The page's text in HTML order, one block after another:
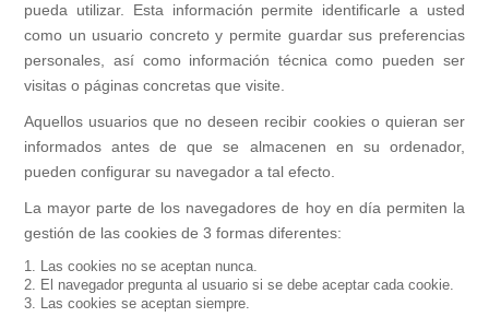
pueda utilizar. Esta información permite identificarle a usted
como un usuario concreto y permite guardar sus preferencias
personales, así como información técnica como pueden ser
visitas o páginas concretas que visite.
Aquellos usuarios que no deseen recibir cookies o quieran ser
informados antes de que se almacenen en su ordenador,
pueden configurar su navegador a tal efecto.
La mayor parte de los navegadores de hoy en día permiten la
gestión de las cookies de 3 formas diferentes:
Las cookies no se aceptan nunca.
El navegador pregunta al usuario si se debe aceptar cada cookie.
Las cookies se aceptan siempre.